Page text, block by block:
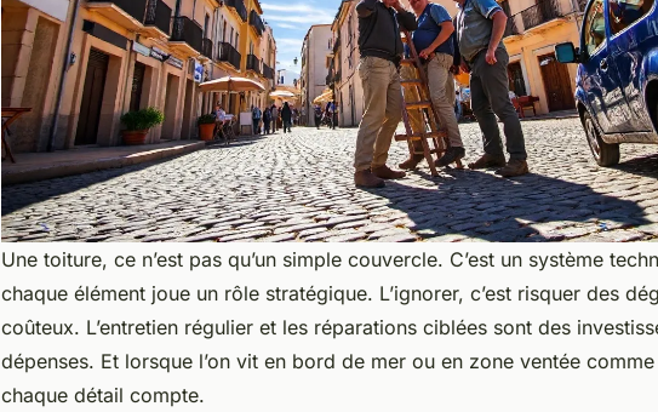
Une toiture, ce n’est pas qu’un simple couvercle. C’est un système
chaque élément joue un rôle stratégique. L’ignorer, c’est risquer des
coûteux. L’entretien régulier et les réparations ciblées sont des
dépenses. Et lorsque l’on vit en bord de mer ou en zone ventée
chaque détail compte.